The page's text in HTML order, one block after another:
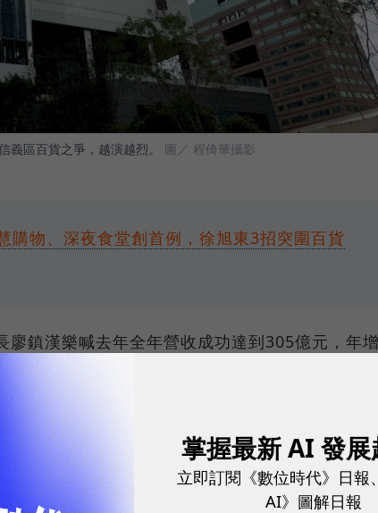
區百貨之爭，越演越烈。 圖／ 程倚華攝影
購物、深夜食堂創首例，徐旭東3招突圍百貨
鎮漢樂喊去年全年營收成功達到305億元，年增
出120分的分數，並宣布年終獎金給出2.5-7個
界相當意外，恐怕也將使內部氣氛更加低迷，
掌握最新 AI 發展
立即訂閱《數位時代》日報
AI》圖解日報